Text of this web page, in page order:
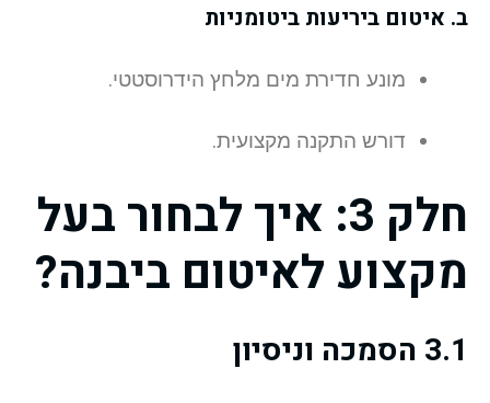
ב. איטום ביריעות ביטומניות
מונע חדירת מים מלחץ הידרוסטטי.
דורש התקנה מקצועית.
חלק 3: איך לבחור בעל
מקצוע לאיטום ביבנה?
3.1 הסמכה וניסיון